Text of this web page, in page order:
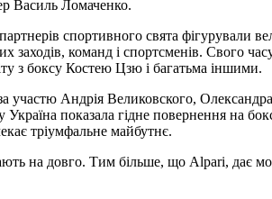
Василь Ломаченко.
партнерів спортивного свята
команд і спортсменів. Свого
з боксу Костею Цзю і багатьма іншими.
участю Андрія Великовского,
показала гідне повернення на
тріумфальне майбутнє.
на довго. Тим більше, що Alpari, дає